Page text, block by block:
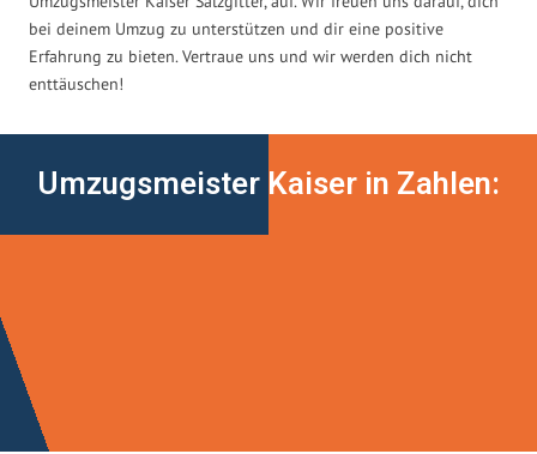
bei deinem Umzug zu unterstützen und dir eine positive
Erfahrung zu bieten. Vertraue uns und wir werden dich nicht
enttäuschen!
Umzugsmeister Kaiser in Zahlen: